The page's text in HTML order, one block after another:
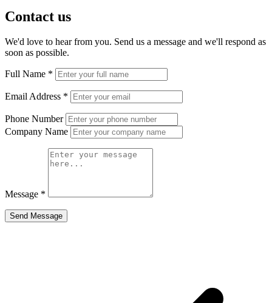
Contact us
We'd love to hear from you. Send us a message and we'll respond as
soon as possible.
Full Name *
Email Address *
Phone Number
Company Name
Message *
Send Message